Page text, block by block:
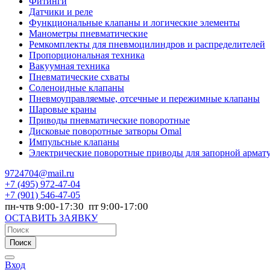
Датчики и реле
Функциональные клапаны и логические элементы
Манометры пневматические
Ремкомплекты для пневмоцилиндров и распределителей
Пропорциональная техника
Вакуумная техника
Пневматические схваты
Соленоидные клапаны
Пневмоуправляемые, отсечные и пережимные клапаны
Шаровые краны
Приводы пневматические поворотные
Дисковые поворотные затворы Omal
Импульсные клапаны
Электрические поворотные приводы для запорной
9724704@mail.ru
+7 (495) 972-47-04
+7 (901) 546-47-05
пн-чтв 9:00-17:30 пт 9:00-17:00
ОСТАВИТЬ ЗАЯВКУ
Поиск
Вход